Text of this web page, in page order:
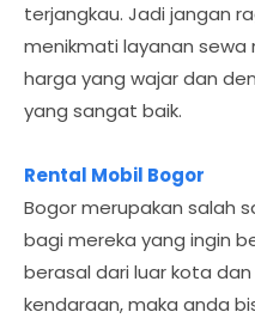
terjangkau. Jadi jangan
menikmati layanan sewa
harga yang wajar dan
yang sangat baik.
Rental Mobil Bogor
Bogor merupakan salah
bagi mereka yang ingin
berasal dari luar kota
kendaraan, maka anda